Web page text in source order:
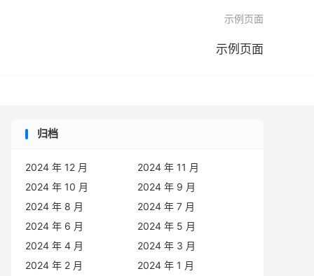
示例页面
示例页面
归档
2024 年 12 月
2024 年 11 月
2024 年 10 月
2024 年 9 月
2024 年 8 月
2024 年 7 月
2024 年 6 月
2024 年 5 月
2024 年 4 月
2024 年 3 月
2024 年 2 月
2024 年 1 月